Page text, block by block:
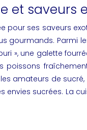
et saveurs
pour ses saveurs
gourmands. Parmi
», une galette
poissons
amateurs de
sucrées. La